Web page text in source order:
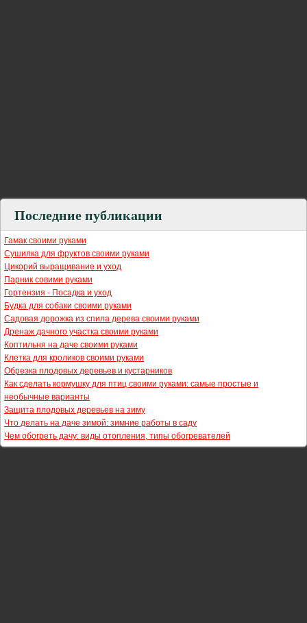
Последние публикации
Гамак своими руками
Сушилка для фруктов своими руками
Цикорий выращивание и уход
Парник совими руками
Гортензия - Посадка и уход
Будка для собаки своими руками
Садовая дорожка из спила дерева своими руками
Дренаж дачного участка своими руками
Коптильня на даче своими руками
Клетка для кроликов своими руками
Обрезка плодовых деревьев и кустарников
Как сделать кормушку для птиц своими руками: самые простые и
необычные варианты
Защита плодовых деревьев на зиму
Что делать на даче зимой: зимние работы в саду
Чем обогреть дачу: виды отопления, типы обогревателей